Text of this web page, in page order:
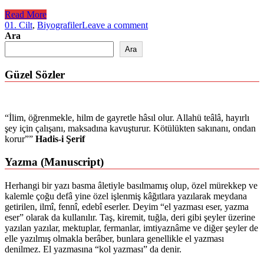
Read More
01. Cilt, BiyografilerLeave a comment
Ara
Ara
Güzel Sözler
“İlim, öğrenmekle, hilm de gayretle hâsıl olur. Allahü teâlâ, hayırlı
şey için çalışanı, maksadına kavuşturur. Kötülükten sakınanı, ondan
korur”” Hadis-i Şerif
Yazma (Manuscript)
Herhangi bir yazı basma âletiyle basılmamış olup, özel mürekkep ve
kalemle çoğu defâ yine özel işlenmiş kâğıtlara yazılarak meydana
getirilen, ilmî, fennî, edebî eserler. Deyim “el yazması eser, yazma
eser” olarak da kullanılır. Taş, kiremit, tuğla, deri gibi şeyler üzerine
yazılan yazılar, mektuplar, fermanlar, imtiyaznâme ve diğer şeyler de
elle yazılmış olmakla berâber, bunlara genellikle el yazması
denilmez. El yazmasına “kol yazması” da denir.